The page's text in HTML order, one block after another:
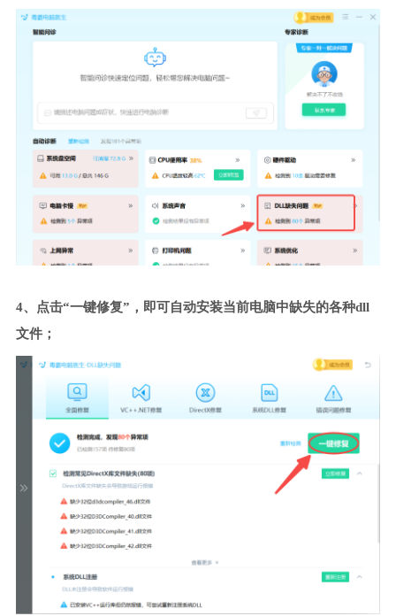
4、点击“一键修复”，即可自动安装当前电脑中缺失的各种dll
文件；